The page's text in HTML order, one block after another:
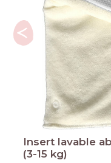
Insert lavable
(3-15 kg)